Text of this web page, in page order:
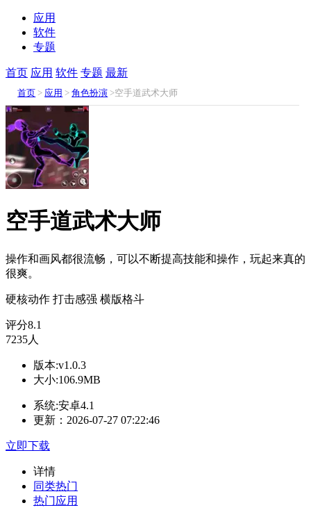
应用
软件
专题
首页 应用 软件 专题 最新
首页 > 应用 >角色扮演 >空手道武术大师
空手道武术大师
操作和画风都很流畅，可以不断提高技能和操作，玩起来真的
很爽。
硬核动作 打击感强 横版格斗
评分8.1
7235人
版本:v1.0.3
大小:106.9MB
系统:安卓4.1
更新：2026-07-27 07:22:46
立即下载
详情
同类热门
热门应用